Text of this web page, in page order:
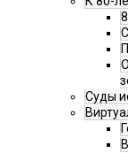
Суды